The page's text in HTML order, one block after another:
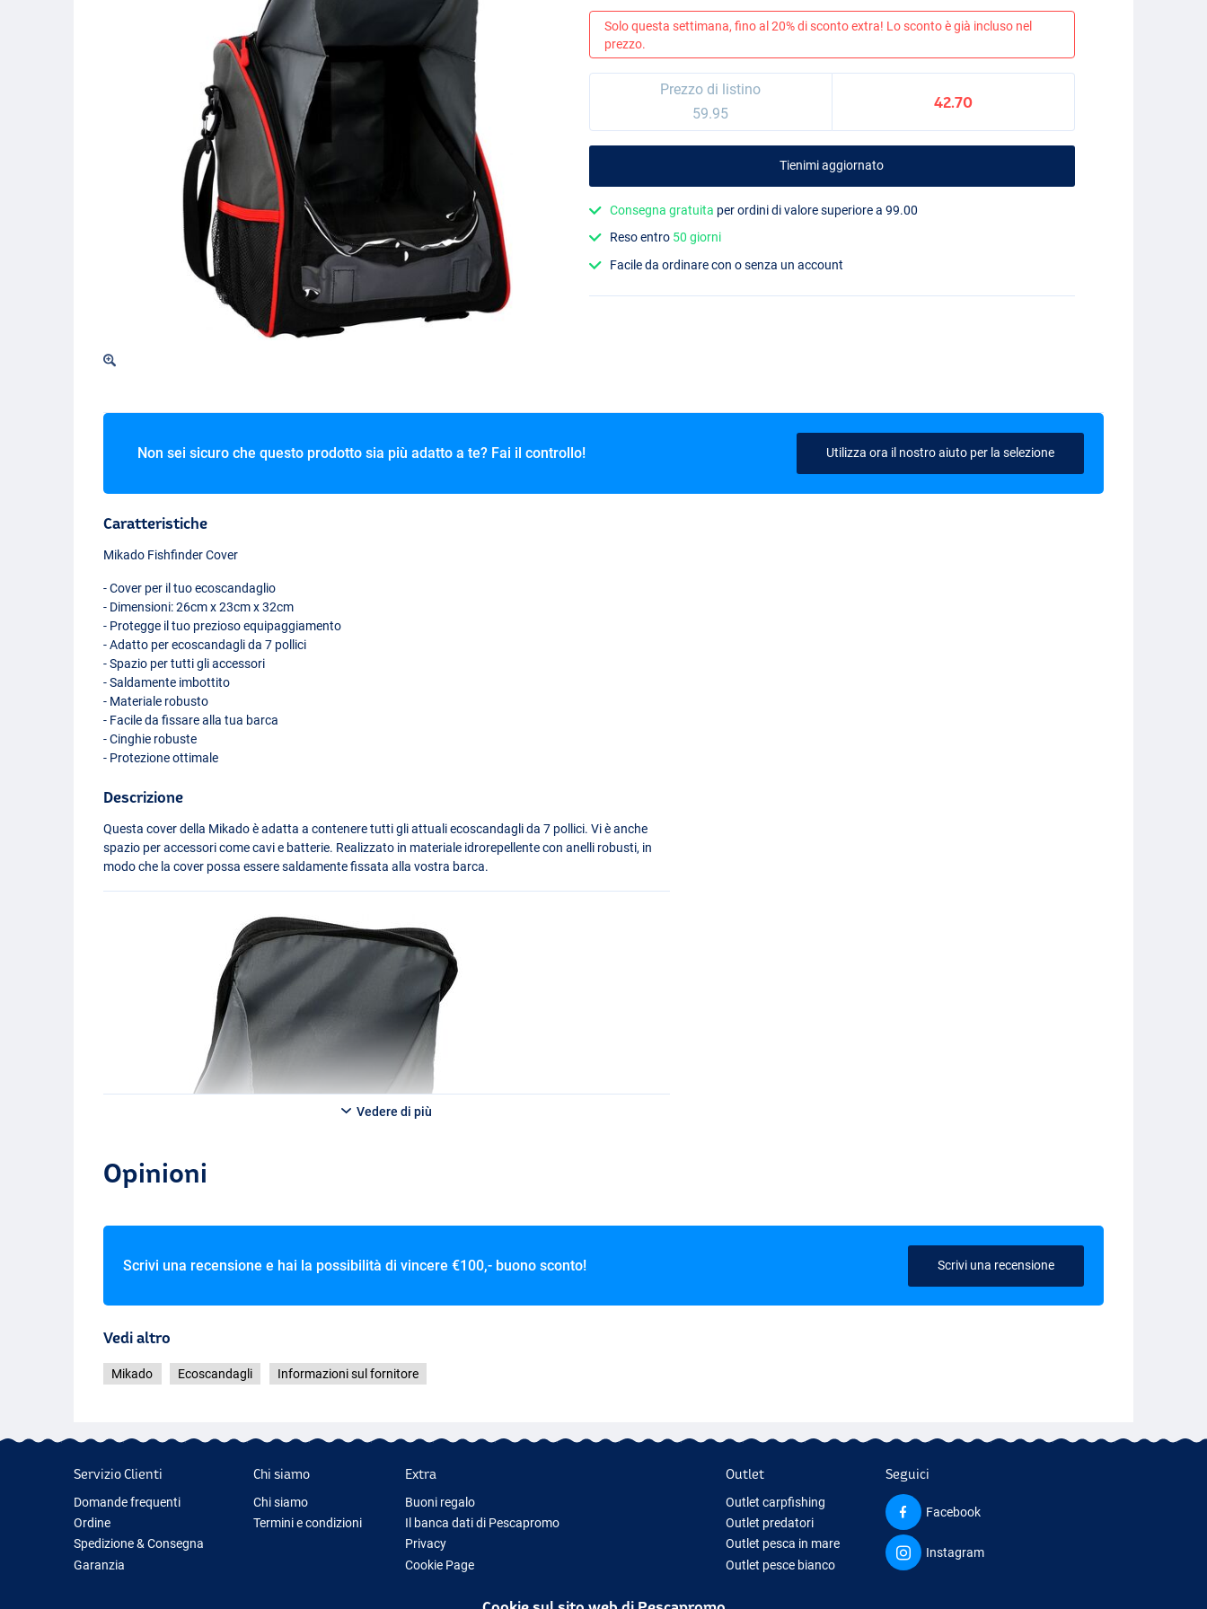
Solo questa settimana, fino al 20% di sconto extra! Lo sconto è già incluso nel
prezzo.
Prezzo di listino
59.95
42.70
Tienimi aggiornato
Consegna gratuita per ordini di valore superiore a 99.00
Reso entro 50 giorni
Facile da ordinare con o senza un account
Non sei sicuro che questo prodotto sia più adatto a te? Fai il controllo! Utilizza ora il nostro aiuto per la selezione
Caratteristiche
Mikado Fishfinder Cover
- Cover per il tuo ecoscandaglio
- Dimensioni: 26cm x 23cm x 32cm
- Protegge il tuo prezioso equipaggiamento
- Adatto per ecoscandagli da 7 pollici
- Spazio per tutti gli accessori
- Saldamente imbottito
- Materiale robusto
- Facile da fissare alla tua barca
- Cinghie robuste
- Protezione ottimale
Descrizione
Questa cover della Mikado è adatta a contenere tutti gli attuali ecoscandagli da 7 pollici. Vi è anche
spazio per accessori come cavi e batterie. Realizzato in materiale idrorepellente con anelli robusti, in
modo che la cover possa essere saldamente fissata alla vostra barca.
Vedere di più
Opinioni
Scrivi una recensione e hai la possibilità di vincere €100,- buono sconto! Scrivi una recensione
Vedi altro
Mikado Ecoscandagli Informazioni sul fornitore
Servizio Clienti
Domande frequenti
Ordine
Spedizione & Consegna
Garanzia
Chi siamo
Chi siamo
Termini e condizioni
Extra
Buoni regalo
Il banca dati di Pescapromo
Privacy
Cookie Page
Outlet
Outlet carpfishing
Outlet predatori
Outlet pesca in mare
Outlet pesce bianco
Seguici
Facebook
Instagram